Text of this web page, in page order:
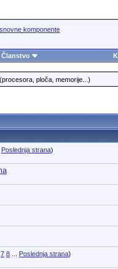
komponente
Članstvo
ploča, memorije...)
Poslednja strana)
7 8... Poslednja strana)